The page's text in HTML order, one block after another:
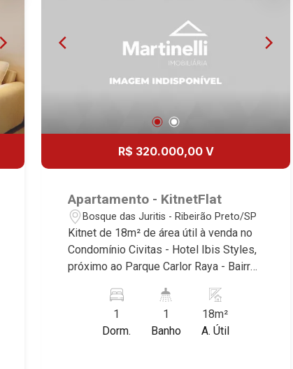
R$ 320.000,00 V
Apartamento - KitnetFlat
Bosque das Juritis - Ribeirão Preto/SP
Kitnet de 18m² de área útil à venda no
Condomínio Civitas - Hotel Ibis Styles,
próximo ao Parque Carlor Raya - Bairro
Conheça as características deste
imóvel que a Martinelli Imobiliária
selecionou para você: - 18m² de área
1
Dorm.
1
Banho
18m²
A. Útil